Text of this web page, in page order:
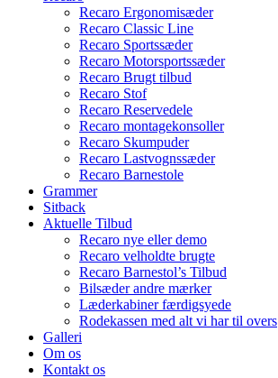
Recaro Ergonomisæder
Recaro Classic Line
Recaro Sportssæder
Recaro Motorsportssæder
Recaro Brugt tilbud
Recaro Stof
Recaro Reservedele
Recaro montagekonsoller
Recaro Skumpuder
Recaro Lastvognssæder
Recaro Barnestole
Grammer
Sitback
Aktuelle Tilbud
Recaro nye eller demo
Recaro velholdte brugte
Recaro Barnestol’s Tilbud
Bilsæder andre mærker
Læderkabiner færdigsyede
Rodekassen med alt vi har til overs
Galleri
Om os
Kontakt os